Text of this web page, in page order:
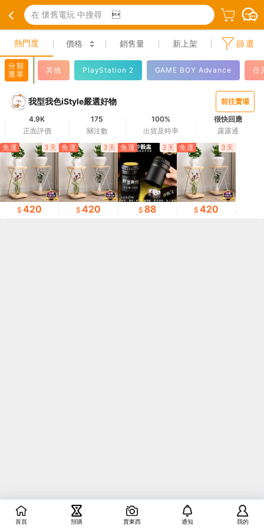
在 懷舊電玩 中搜尋 
熱門度 價格 銷售量 新上架 篩選
分類
選單
其他 PlayStation 2 GAME BOY Advance 任
我型我色iStyle嚴選好物
前往賣場
4.9K
正面評價
175
關注數
100%
出貨及時率
很快回應
露露通
免運
3天
420
免運 3天
420
免運 3天
88
免運 3天
420
首頁 預購 賣東西 通知 我的